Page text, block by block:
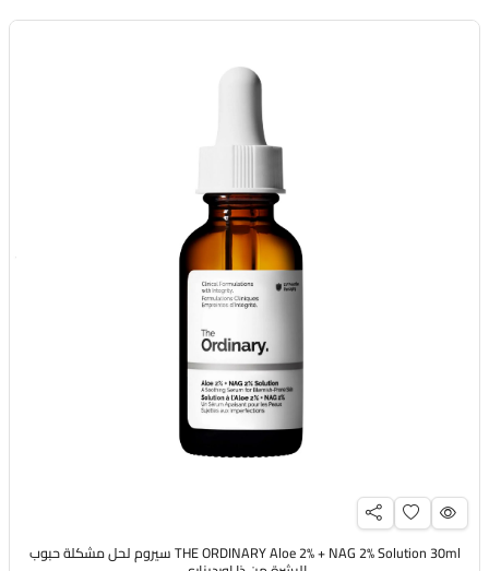
THE ORDINARY Aloe 2% + NAG 2% Solution 30ml سيروم لحل مشكلة حبوب